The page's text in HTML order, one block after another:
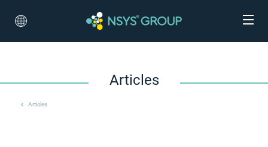
Articles
Articles